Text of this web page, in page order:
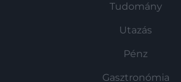
Tudomány
Utazás
Pénz
Gasztronómia